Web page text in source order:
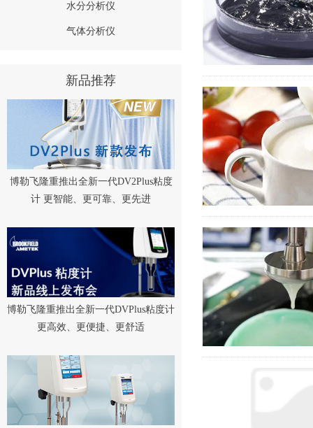
水分分析仪
气体分析仪
新品推荐
博勒飞隆重推出全新一代DV2Plus粘度
计 更智能、更可靠、更先进
博勒飞隆重推出全新一代DVPlus粘度计
更高效、更便捷、更舒适